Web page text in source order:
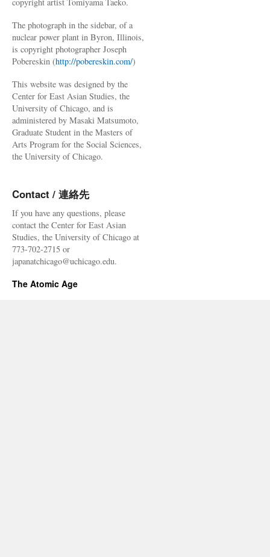
The photograph in the sidebar, of a
nuclear power plant in Byron, Illinois,
is copyright photographer Joseph
Pobereskin (http://pobereskin.com/)
This website was designed by the
Center for East Asian Studies, the
University of Chicago, and is
administered by Masaki Matsumoto,
Graduate Student in the Masters of
Arts Program for the Social Sciences,
the University of Chicago.
Contact / 連絡先
If you have any questions, please
contact the Center for East Asian
Studies, the University of Chicago at
773-702-2715 or
japanatchicago@uchicago.edu.
The Atomic Age